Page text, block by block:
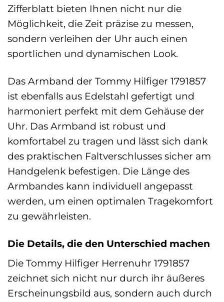
Zifferblatt bieten Ihnen nicht nur die
Möglichkeit, die Zeit präzise zu messen,
sondern verleihen der Uhr auch einen
sportlichen und dynamischen Look.
Das Armband der Tommy Hilfiger 1791857
ist ebenfalls aus Edelstahl gefertigt und
harmoniert perfekt mit dem Gehäuse der
Uhr. Das Armband ist robust und
komfortabel zu tragen und lässt sich dank
des praktischen Faltverschlusses sicher am
Handgelenk befestigen. Die Länge des
Armbandes kann individuell angepasst
werden, um einen optimalen Tragekomfort
zu gewährleisten.
Die Details, die den Unterschied machen
Die Tommy Hilfiger Herrenuhr 1791857
zeichnet sich nicht nur durch ihr äußeres
Erscheinungsbild aus, sondern auch durch